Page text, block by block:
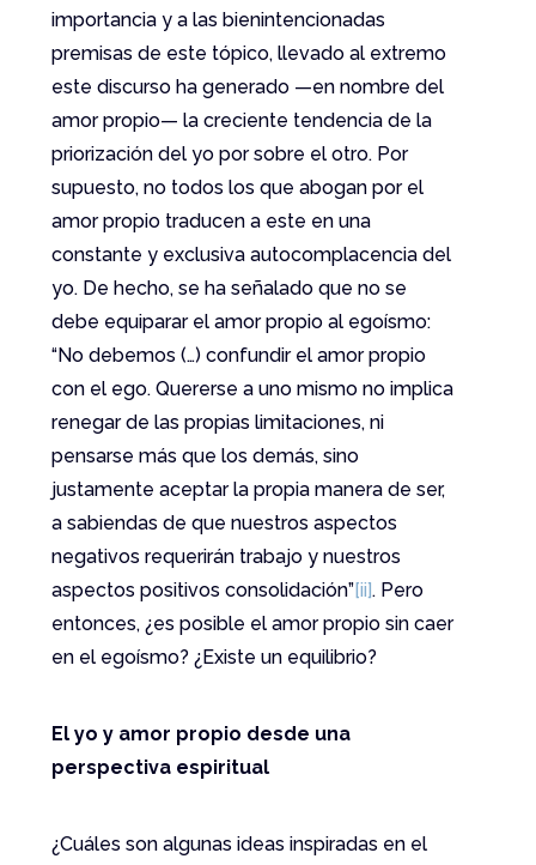
importancia y a las bienintencionadas
premisas de este tópico, llevado al extremo
este discurso ha generado —en nombre del
amor propio— la creciente tendencia de la
priorización del yo por sobre el otro. Por
supuesto, no todos los que abogan por el
amor propio traducen a este en una
constante y exclusiva autocomplacencia del
yo. De hecho, se ha señalado que no se
debe equiparar el amor propio al egoísmo:
“No debemos (…) confundir el amor propio
con el ego. Quererse a uno mismo no implica
renegar de las propias limitaciones, ni
pensarse más que los demás, sino
justamente aceptar la propia manera de ser,
a sabiendas de que nuestros aspectos
negativos requerirán trabajo y nuestros
aspectos positivos consolidación”[ii]. Pero
entonces, ¿es posible el amor propio sin caer
en el egoísmo? ¿Existe un equilibrio?
El yo y amor propio desde una
perspectiva espiritual
¿Cuáles son algunas ideas inspiradas en el